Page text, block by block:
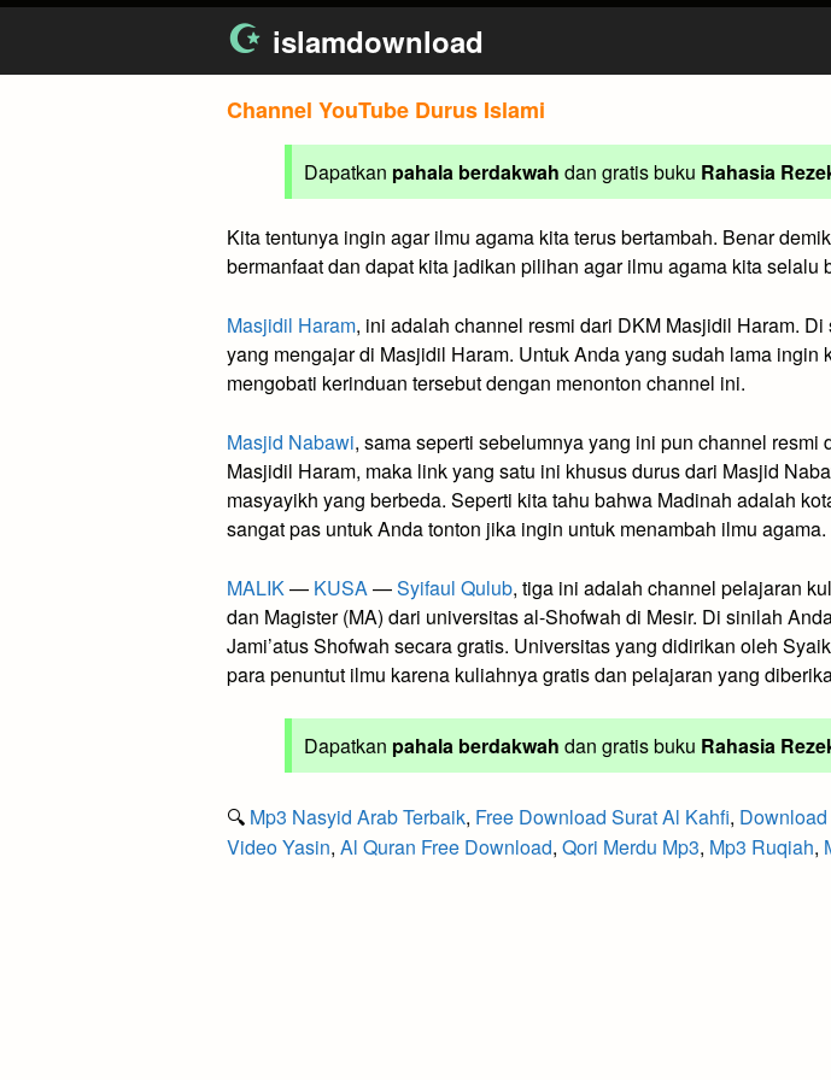
content
islamdownload
Channel YouTube Durus Islami
Dapatkan pahala berdakwah dan gratis buku Rahasia
Kita tentunya ingin agar ilmu agama kita terus bertambah. Benar
bermanfaat dan dapat kita jadikan pilihan agar ilmu agama kita selalu
Masjidil Haram, ini adalah channel resmi dari DKM Masjidil Haram.
yang mengajar di Masjidil Haram. Untuk Anda yang sudah lama
mengobati kerinduan tersebut dengan menonton channel ini.
Masjid Nabawi, sama seperti sebelumnya yang ini pun channel
Masjidil Haram, maka link yang satu ini khusus durus dari Masjid
masyayikh yang berbeda. Seperti kita tahu bahwa Madinah adalah
sangat pas untuk Anda tonton jika ingin untuk menambah ilmu agama.
MALIK— KUSA—Syifaul Qulub, tiga ini adalah channel pelajaran
dan Magister (MA) dari universitas al-Shofwah di Mesir. Di sinilah
Jami’atus Shofwah secara gratis. Universitas yang didirikan oleh
para penuntut ilmu karena kuliahnya gratis dan pelajaran yang
Dapatkan pahala berdakwah dan gratis buku Rahasia
🔍 Mp3 Nasyid Arab Terbaik, Free Download Surat Al Kahfi,
Video Yasin, Al Quran Free Download, Qori Merdu Mp3, Mp3 Ruqiah,